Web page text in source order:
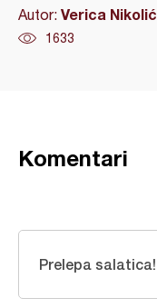
Autor: Verica Nikolić
1633
Komentari
Prelepa salatica!